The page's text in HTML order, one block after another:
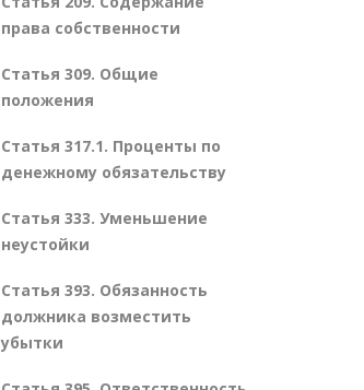
права собственности
Статья 309. Общие
положения
Статья 317.1. Проценты по
денежному обязательству
Статья 333. Уменьшение
неустойки
Статья 393. Обязанность
должника возместить
убытки